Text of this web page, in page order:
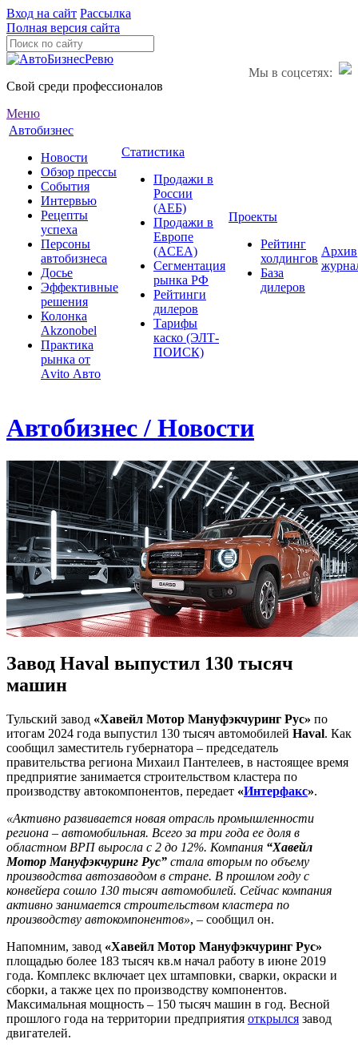
Вход на сайт Рассылка
Полная версия сайта
Мы в соцсетях:
Свой среди профессионалов
Меню
Автобизнес
Новости
Обзор прессы
События
Интервью
Рецепты
успеха
Персоны
автобизнеса
Досье
Эффективные
решения
Колонка
Akzonobel
Практика
рынка от
Аvito Авто
Статистика
Продажи в
России
(АЕБ)
Продажи в
Европе
(ACEA)
Сегментация
рынка РФ
Рейтинги
дилеров
Тарифы
каско (ЭЛТ-
ПОИСК)
Проекты
Рейтинг
холдингов
База
дилеров
Архив
Автобизнес / Новости
Завод Haval выпустил 130 тысяч
машин
Тульский завод «Хавейл Мотор Мануфэкчуринг Рус» по
итогам 2024 года выпустил 130 тысяч автомобилей Haval. Как
сообщил заместитель губернатора – председатель
правительства региона Михаил Пантелеев, в настоящее время
предприятие занимается строительством кластера по
производству автокомпонентов, передает «Интерфакс».
«Активно развивается новая отрасль промышленности
региона – автомобильная. Всего за три года ее доля в
областном ВРП выросла с 2 до 12%. Компания “Хавейл
Мотор Мануфэкчуринг Рус” стала вторым по объему
производства автозаводом в стране. В прошлом году с
конвейера сошло 130 тысяч автомобилей. Сейчас компания
активно занимается строительством кластера по
производству автокомпонентов», – сообщил он.
Напомним, завод «Хавейл Мотор Мануфэкчуринг Рус»
площадью более 183 тысяч кв.м начал работу в июне 2019
года. Комплекс включает цех штамповки, сварки, окраски и
сборки, а также цех по производству компонентов.
Максимальная мощность – 150 тысяч машин в год. Весной
прошлого года на территории предприятия открылся завод
двигателей.